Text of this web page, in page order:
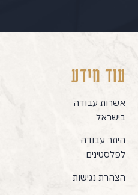
עוד מידע
אשרות עבודה
בישראל
היתר עבודה
לפלסטינים
הצהרת נגישות